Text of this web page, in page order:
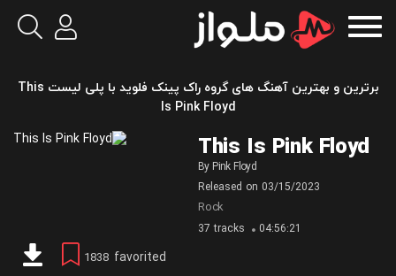
برترین و بهترین آهنگ های گروه راک پینک فلوید با پلی لیست This
Is Pink Floyd
This Is Pink Floyd
By Pink Floyd
Released on 03/15/2023
Rock
37 tracks 04:56:21
1838 favorited